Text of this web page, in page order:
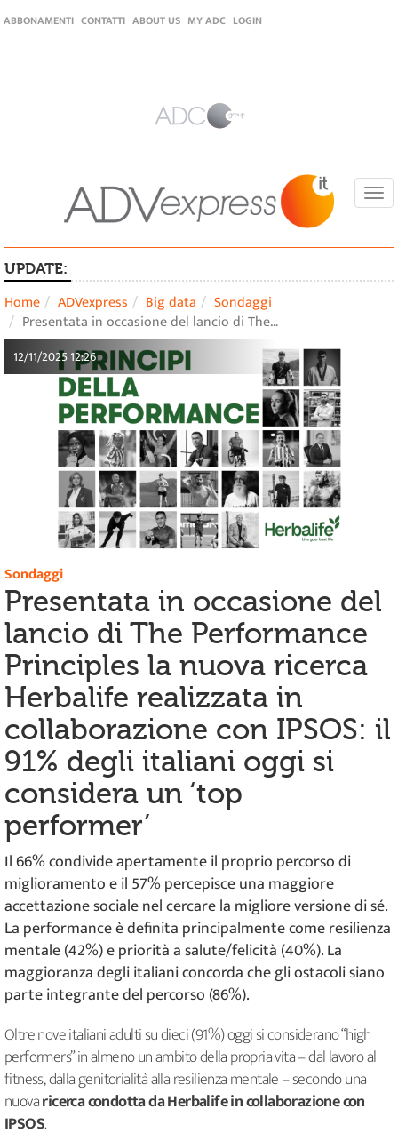
ABBONAMENTI CONTATTI ABOUT US MY ADC LOGIN
UPDATE:
Home ADVexpress Big data
Sondaggi
Presentata in occasione del lancio di The…
12/11/2025 12:26
Sondaggi
Presentata in occasione del
lancio di The Performance
Principles la nuova ricerca
Herbalife realizzata in
collaborazione con IPSOS: il
91% degli italiani oggi si
considera un ‘top
performer’
Il 66% condivide apertamente il proprio percorso di
miglioramento e il 57% percepisce una maggiore
accettazione sociale nel cercare la migliore versione di sé.
La performance è definita principalmente come resilienza
mentale (42%) e priorità a salute/felicità (40%). La
maggioranza degli italiani concorda che gli ostacoli siano
parte integrante del percorso (86%).
Oltre nove italiani adulti su dieci (91%) oggi si considerano “high
performers” in almeno un ambito della propria vita – dal lavoro al
fitness, dalla genitorialità alla resilienza mentale – secondo una
nuovaricerca condotta da Herbalife in collaborazione con
IPSOS.